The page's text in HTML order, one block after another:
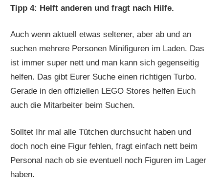
Tipp 4: Helft anderen und fragt nach Hilfe.
Auch wenn aktuell etwas seltener, aber ab und an
suchen mehrere Personen Minifiguren im Laden. Das
ist immer super nett und man kann sich gegenseitig
helfen. Das gibt Eurer Suche einen richtigen Turbo.
Gerade in den offiziellen LEGO Stores helfen Euch
auch die Mitarbeiter beim Suchen.
Solltet Ihr mal alle Tütchen durchsucht haben und
doch noch eine Figur fehlen, fragt einfach nett beim
Personal nach ob sie eventuell noch Figuren im Lager
haben.